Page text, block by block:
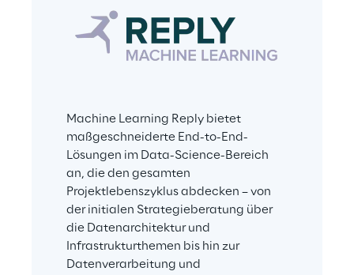
Machine Learning Reply bietet
maßgeschneiderte End-to-End-
Lösungen im Data-Science-Bereich
an, die den gesamten
Projektlebenszyklus abdecken – von
der initialen Strategieberatung über
die Datenarchitektur und
Infrastrukturthemen bis hin zur
Datenverarbeitung und